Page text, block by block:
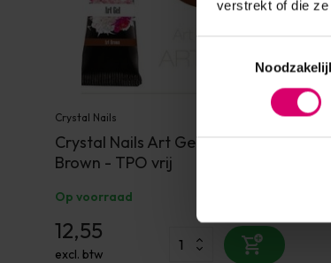
verstrekt of die
Crystal Nails
Crystal Nails Art Gel (Paint Gel)
Brown - TPO vrij
Op voorraad
12,55
excl. btw